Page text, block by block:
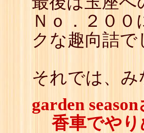
Ｎｏ．２０
クな趣向詰で
それでは、
garden season
香車でや